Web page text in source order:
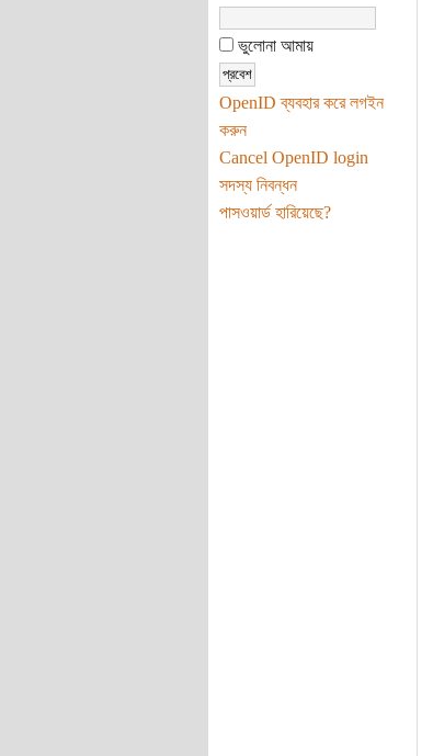
ভুলোনা আমায়
OpenID ব্যবহার করে লগইন
করুন
Cancel OpenID login
সদস্য নিবন্ধন
পাসওয়ার্ড হারিয়েছে?